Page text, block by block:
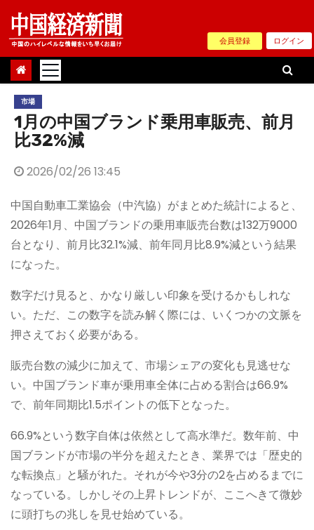
Skip
content
会員登録 ログイン
市場
1月の中国ブランド乗用車販売、前月
比32%減
2026/02/26 13:45
中国自動車工業協会（中汽協）がまとめた統計によると、
2026年1月、中国ブランドの乗用車販売台数は132万9000
台となり、前月比32.1%減、前年同月比8.9%減という結果
になった。
数字だけ見ると、かなり厳しい印象を受けるかもしれな
い。ただ、この数字を読み解く際には、いくつかの文脈を
押さえておく必要がある。
販売台数の減少に加えて、市場シェアの変化も見逃せな
い。中国ブランド車が乗用車全体に占める割合は66.9%
で、前年同期比1.5ポイントの低下となった。
66.9%という数字自体は依然として高水準だ。数年前、中
国ブランドが市場の半分を超えたとき、業界では「歴史的
な転換点」と騒がれた。それが今や3分の2を占めるまでに
なっている。しかしその上昇トレンドが、ここへきて微妙
に頭打ちの兆しを見せ始めている。